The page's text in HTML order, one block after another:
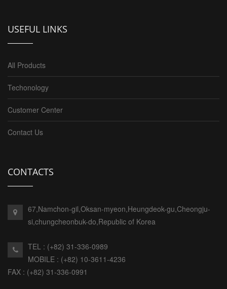
USEFUL LINKS
All Products
Techonology
Customer Center
Contact Us
CONTACTS
67,Namchon-gil,Oksan-myeon,Heungdeok-gu,Cheongju-
si,chungcheonbuk-do,Republic of Korea
TEL : (+82) 31-336-0989
MOBILE : (+82) 10-3611-4236
FAX : (+82) 31-336-0991